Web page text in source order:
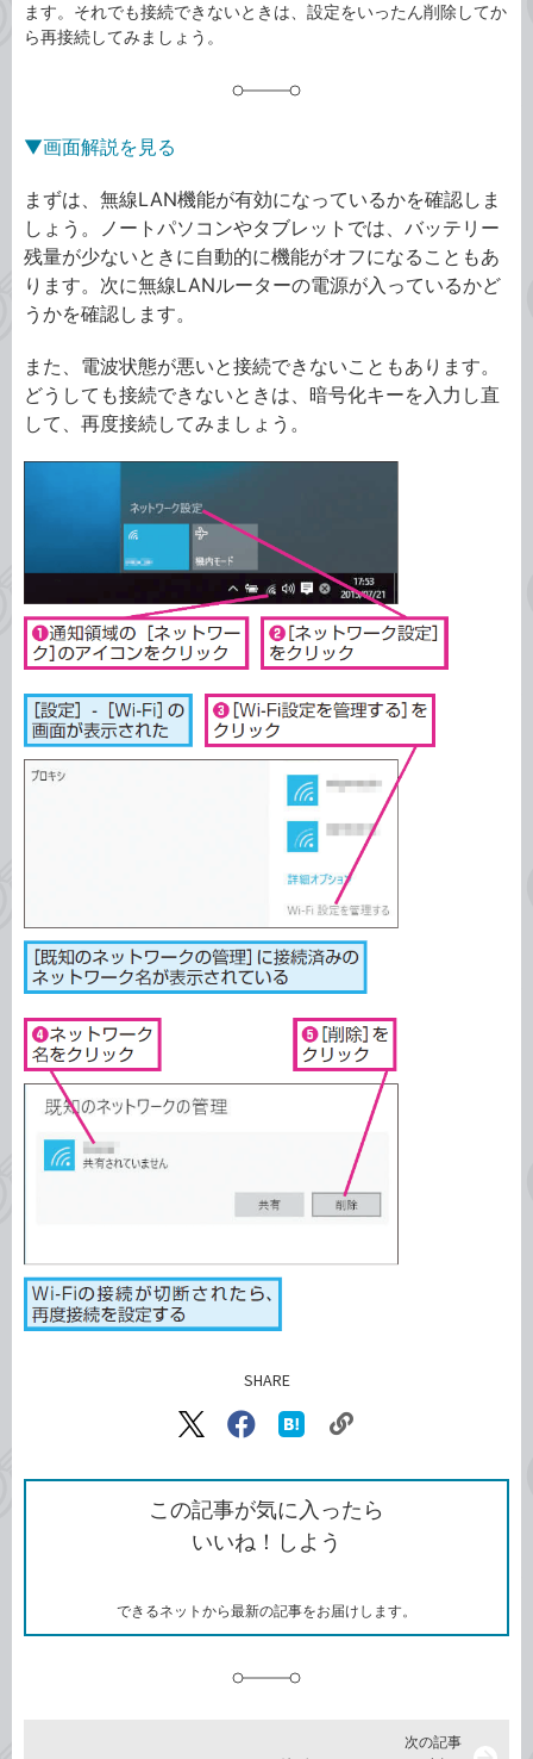
ます。それでも接続できないときは、設定をいったん削除してか
ら再接続してみましょう。
▼画面解説を見る
まずは、無線LAN機能が有効になっているかを確認しま
しょう。ノートパソコンやタブレットでは、バッテリー
残量が少ないときに自動的に機能がオフになることもあ
ります。次に無線LANルーターの電源が入っているかど
うかを確認します。
また、電波状態が悪いと接続できないこともあります。
どうしても接続できないときは、暗号化キーを入力し直
して、再度接続してみましょう。
SHARE
X（旧
で
シ
ェ
ア
Facebook
シ
ェ
ア
な
ッ
ク
ク
ク
を
コ
この記事が気に入ったら
いいね！しよう
できるネットから最新の記事をお届けします。
次の記事